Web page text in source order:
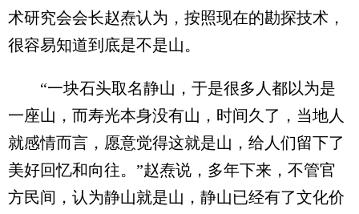
术研究会会长赵焘认为，按照现在的勘探技术，
很容易知道到底是不是山。
“一块石头取名静山，于是很多人都以为是
一座山，而寿光本身没有山，时间久了，当地人
就感情而言，愿意觉得这就是山，给人们留下了
美好回忆和向往。”赵焘说，多年下来，不管官
方民间，认为静山就是山，静山已经有了文化价